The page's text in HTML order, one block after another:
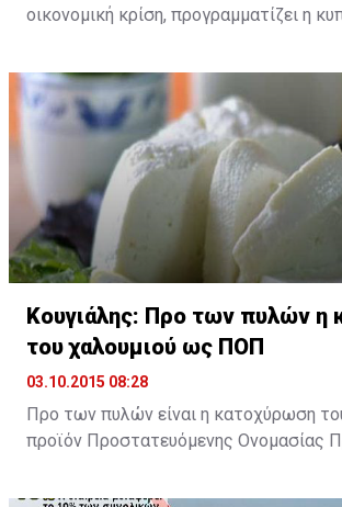
οικονομική κρίση, προγραμματίζει η
Times, που φιλοξενούν σχετική
Οικονομικών Χάρη Γεωργιάδη. Στόχος είναι η άντληση
1,5 δισεκατομμυρίων ευρώ πριν από
χρόνου, με την εφημερίδα να
ποσού Κύπριο αξιωματούχο.
μέτρα ...
Κουγιάλης: Προ των πυλών η
του χαλουμιού ως ΠΟΠ
03.10.2015 08:28
Προ των πυλών είναι η κατοχύρωση
προϊόν Προστατευόμενης Ονομασίας
δήλωσε ο Υπουργός Γεωργίας,